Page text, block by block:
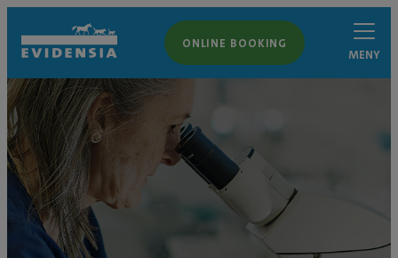
ONLINE BOOKING
MENY